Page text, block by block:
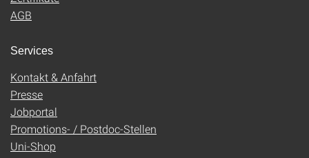
AGB
Services
Kontakt & Anfahrt
Presse
Jobportal
Promotions- / Postdoc-Stellen
Uni-Shop